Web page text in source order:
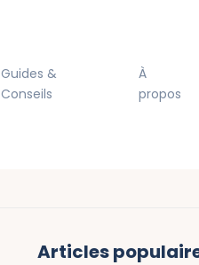
Guides &
Conseils
À
propos
Articles